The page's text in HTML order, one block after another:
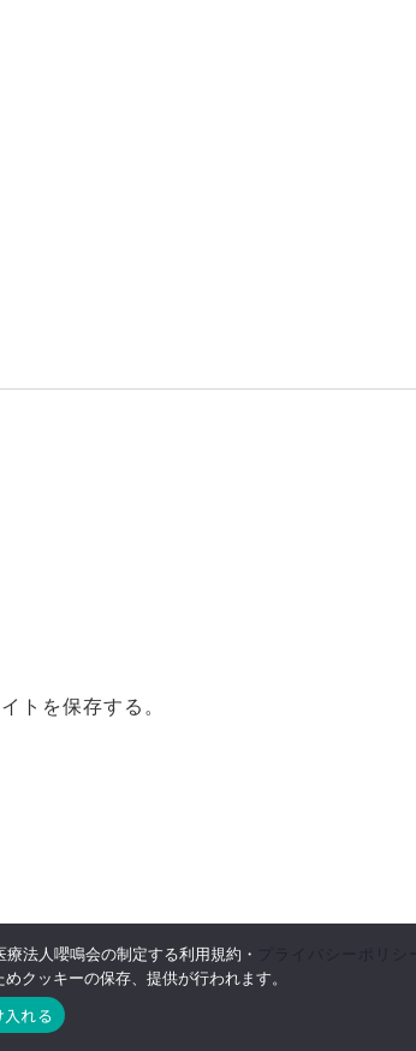
トを保存する。
商取引表記 採用情報
by 医療法人嚶鳴会
法人嚶鳴会の制定する利用規約・ プライバシーポリシー
クッキーの保存、提供が行われます。
れる